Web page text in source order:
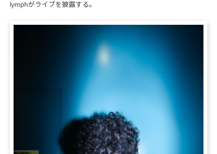
lymphがライブを披露する。